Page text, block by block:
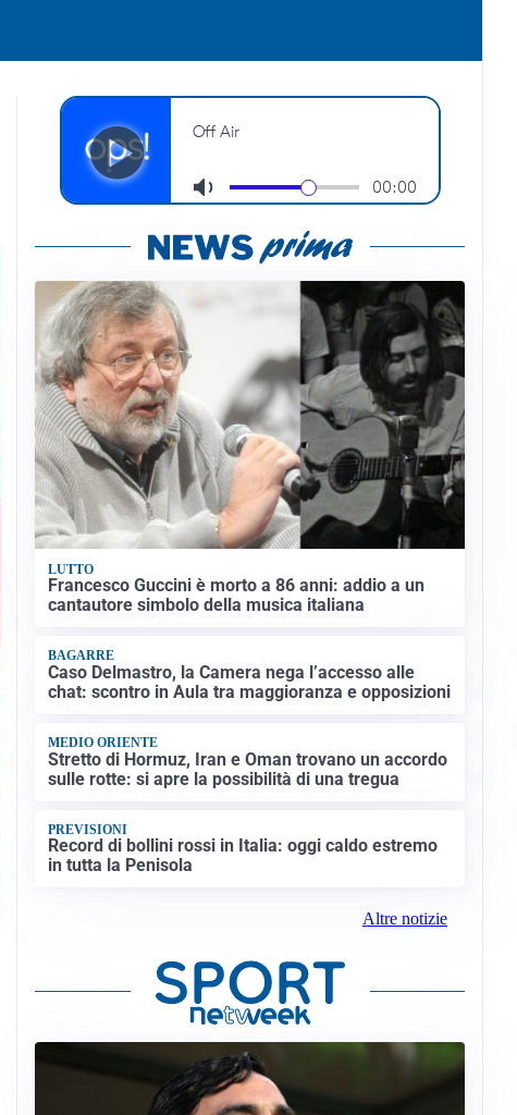
LUTTO
Francesco Guccini è morto a 86 anni: addio a un
cantautore simbolo della musica italiana
BAGARRE
Caso Delmastro, la Camera nega l’accesso alle
chat: scontro in Aula tra maggioranza e opposizioni
MEDIO ORIENTE
Stretto di Hormuz, Iran e Oman trovano un accordo
sulle rotte: si apre la possibilità di una tregua
PREVISIONI
Record di bollini rossi in Italia: oggi caldo estremo
in tutta la Penisola
Altre notizie